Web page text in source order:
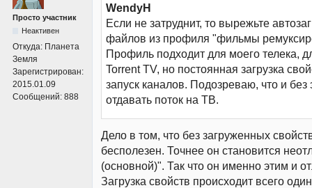
Просто участник
Неактивен
Откуда: Планета
Земля
Зарегистрирован:
2015.01.09
Сообщений: 888
WendyH
Если не затруднит, то вырежьте
файлов из профиля "фильмы
Профиль подходит для моего телека,
Torrent TV, но постоянная загрузка
запуск каналов. Подозреваю, что и без
отдавать поток на ТВ.
Дело в том, что без загруженных
бесполезен. Точнее он становится
(основной)". Так что он именно этим и
Загрузка свойств происходит всего